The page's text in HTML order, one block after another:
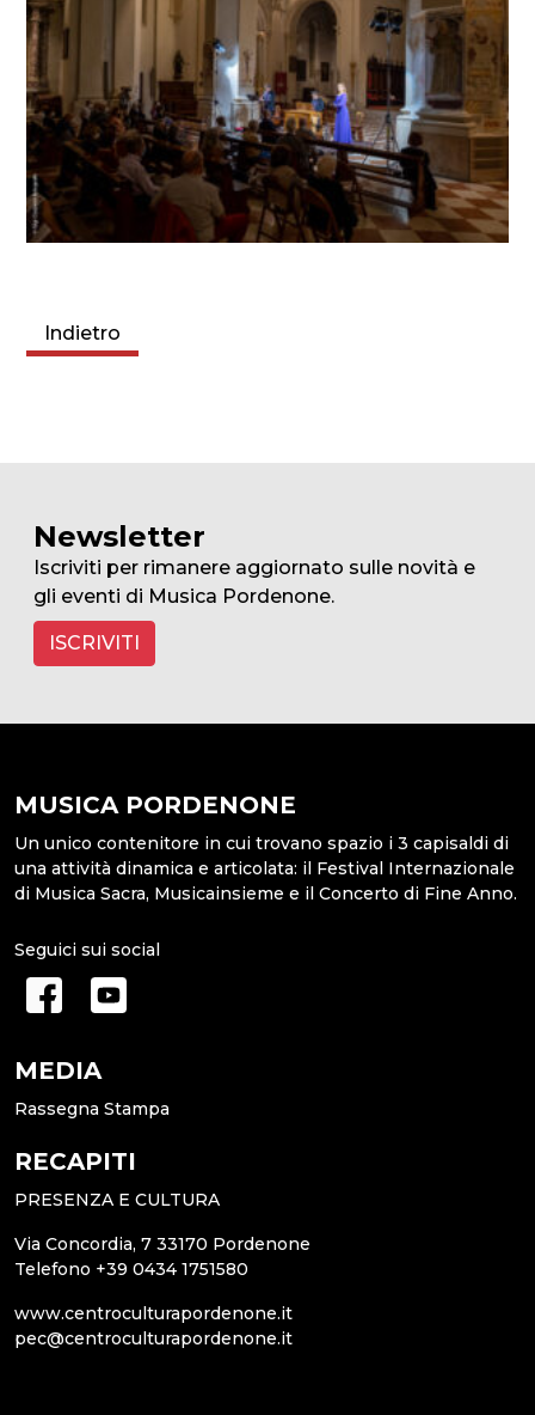
Indietro
Newsletter
Iscriviti per rimanere aggiornato sulle novità e
gli eventi di Musica Pordenone.
ISCRIVITI
MUSICA PORDENONE
Un unico contenitore in cui trovano spazio i 3 capisaldi di
una attività dinamica e articolata: il Festival Internazionale
di Musica Sacra, Musicainsieme e il Concerto di Fine Anno.
Seguici sui social
MEDIA
Rassegna Stampa
RECAPITI
PRESENZA E CULTURA
Via Concordia, 7 33170 Pordenone
Telefono +39 0434 1751580
www.centroculturapordenone.it
pec@centroculturapordenone.it